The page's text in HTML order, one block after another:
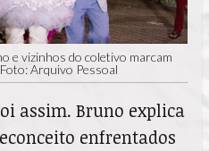
e vizinhos do coletivo marcam
Arquivo Pessoal
assim. Bruno explica
enfrentados